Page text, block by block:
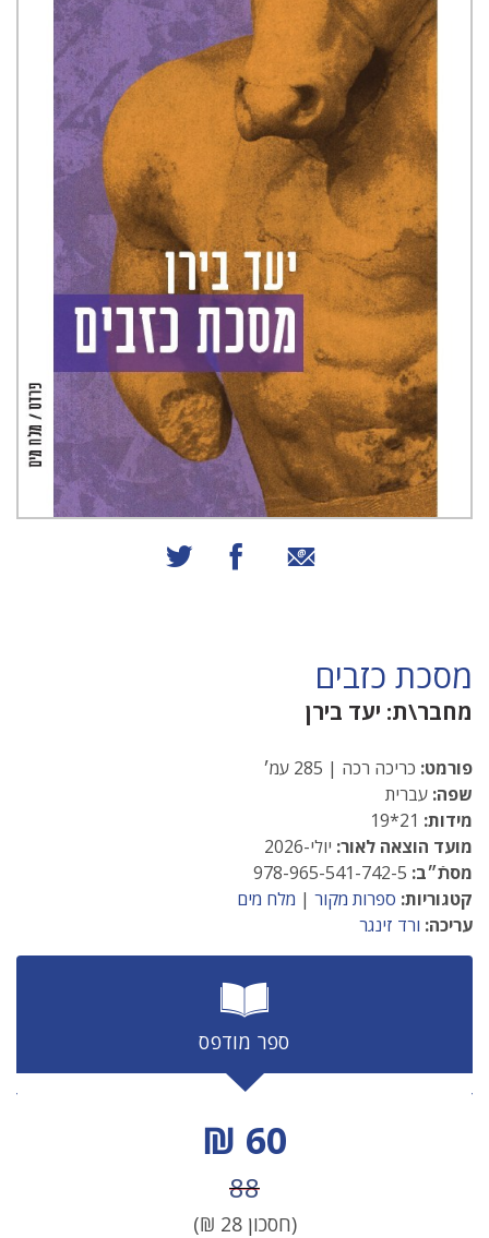
שיתוף באמצעות אימייל
שיתוף בפייסבוק
מסכת כזבים
מחבר\ת: יעד בירן
פורמט: כריכה רכה | 285 עמ׳
שפה: עברית
מידות:
מועד הוצאה לאור: יולי-2026
מסתֿ״ב:
קטגוריות: ספרות מקור | מלח מים
עריכה: ורד זינגר
ספר מודפס
מחיר הנחה
60 ₪
מחיר לפני הנחה
88
(חסכון28
₪)